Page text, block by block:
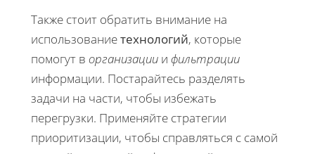
Также стоит обратить внимание на
использованиетехнологий, которые
помогут в организации и фильтрации
информации. Постарайтесь разделять
задачи на части, чтобы избежать
перегрузки. Применяйте стратегии
приоритизации, чтобы справляться с самой